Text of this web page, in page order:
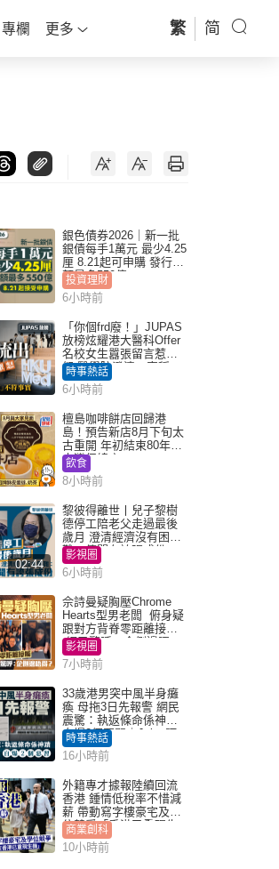
專欄 更多 繁 简
銀色債券2026｜新一批
銀債每手1萬元 最少4.25
厘 8.21起可申購 發行金
額最多550億
投資理財
6小時前
「你個frd廢！」JUPAS
放榜炫耀港大醫科Offer
名校女生囂張留言惹眾
怒 醫學院澄清：宣稱
「40.5分獲錄取」不符事
實｜Juicy叮
時事熱話
6小時前
檀島咖啡餅店回歸港
島！預告新店8月下旬太
古重開 年初結束80年歷
史灣仔總店
飲食
8小時前
02:44
黎彼得離世丨兒子黎樹
德停工陪老父走過最後
歲月 澄清經濟沒有困
難：傳聞有誇張成份
影視圈
6小時前
佘詩曼疑胸壓Chrome
Hearts型男老闆 俯身疑
跟對方背脊零距離接觸
網民驚呼：企側邊唔
得？
影視圈
7小時前
33歲港男突中風半身癱
瘓 母拖3日先報警 網民
震驚：執返條命係神蹟
自爆2個惡習｜Juicy叮
時事熱話
16小時前
外籍專才據報陸續回流
香港 鍾情低稅率不惜減
薪 帶動寫字樓豪宅及學
位競爭「香港已重現生
機」
商業創科
10小時前